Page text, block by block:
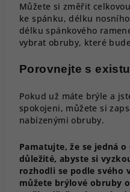
Můžete si změřit
ke spánku, délku
délku spánkového
vybrat obruby, které
Porovnejte s
Pokud už máte brýle a
spokojeni, můžete si
nabízenými obruby.
Pamatujte, že se jedná
důležité, abyste si
rozhodli se podle svého
můžete brýlové obruby